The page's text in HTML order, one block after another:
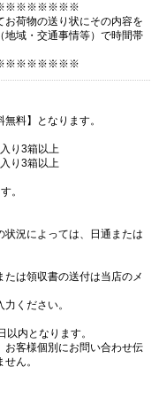
お荷物の送り状にその内容を
地域・交通事情等）で時間帯
料】となります。
り3箱以上
り3箱以上
。
況によっては、日通または
は領収書の送付は当店のメ
ください。
内となります。
お客様個別にお問い合わせ伝
ん。